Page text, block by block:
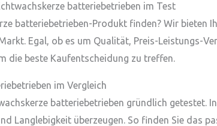
batteriebetrieben im Test
batteriebetrieben-Produkt finden? Wir bieten
Egal, ob es um Qualität, Preis-Leistungs-
die beste Kaufentscheidung zu treffen.
im Vergleich
batteriebetrieben gründlich
Langlebigkeit überzeugen. So finden Sie das